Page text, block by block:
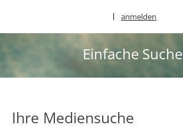
anmelden
Einfache Suche
Ihre Mediensuche